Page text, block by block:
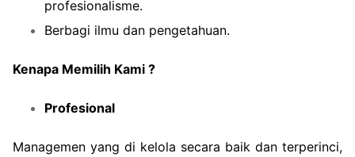
profesionalisme.
Berbagi ilmu dan pengetahuan.
Kenapa Memilih Kami ?
Profesional
Managemen yang di kelola secara baik dan terperinci,